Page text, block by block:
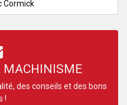
Cormick
MACHINISME
des conseils et des bons
!